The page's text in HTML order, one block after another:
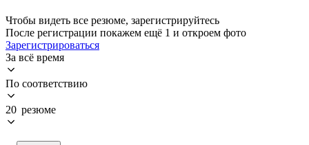
Чтобы видеть все резюме, зарегистрируйтесь
После регистрации покажем ещё 1 и откроем фото
Зарегистрироваться
За всё время
По соответствию
20 резюме